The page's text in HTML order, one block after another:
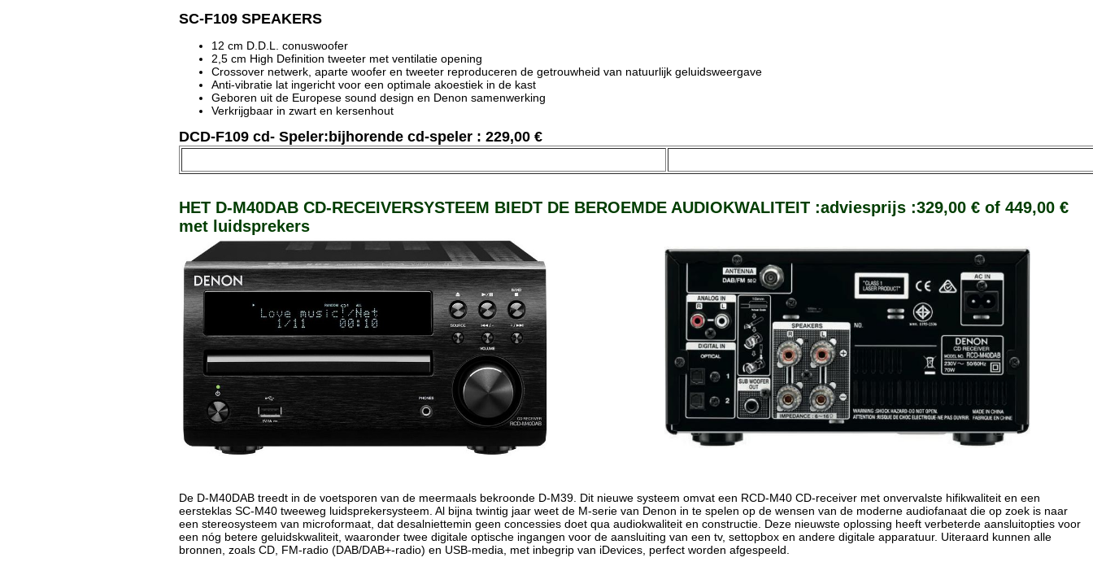
SC-F109 SPEAKERS
12 cm D.D.L. conuswoofer
2,5 cm High Definition tweeter met ventilatie opening
Crossover netwerk, aparte woofer en tweeter reproduceren de getrouwheid van natuurlijk geluidsweergave
Anti-vibratie lat ingericht voor een optimale akoestiek in de kast
Geboren uit de Europese sound design en Denon samenwerking
Verkrijgbaar in zwart en kersenhout
DCD-F109 cd- Speler:bijhorende cd-speler : 229,00 €
HET D-M40DAB CD-RECEIVERSYSTEEM BIEDT DE BEROEMDE AUDIOKWALITEIT :adviesprijs :329,00 € of 449,00 €
met luidsprekers
De D-M40DAB treedt in de voetsporen van de meermaals bekroonde D-M39. Dit nieuwe systeem omvat een RCD-M40 CD-receiver met onvervalste hifikwaliteit en een
eersteklas SC-M40 tweeweg luidsprekersysteem. Al bijna twintig jaar weet de M-serie van Denon in te spelen op de wensen van de moderne audiofanaat die op zoek is naar
een stereosysteem van microformaat, dat desalniettemin geen concessies doet qua audiokwaliteit en constructie. Deze nieuwste oplossing heeft verbeterde aansluitopties voor
een nóg betere geluidskwaliteit, waaronder twee digitale optische ingangen voor de aansluiting van een tv, settopbox en andere digitale apparatuur. Uiteraard kunnen alle
bronnen, zoals CD, FM-radio (DAB/DAB+-radio) en USB-media, met inbegrip van iDevices, perfect worden afgespeeld.